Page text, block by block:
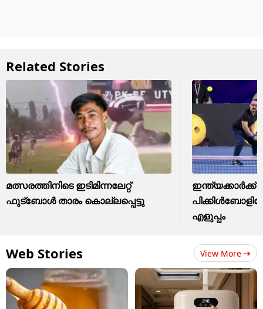
Related Stories
മത്സരത്തിനിടെ ഇടിമിന്നലേറ്റ്
ഫുട്ബോൾ താരം കൊല്ലപ്പെട്ടു
ഇന്ത്യക്കാര്‍ക്ക്
എളുപ്പം
Web Stories View More